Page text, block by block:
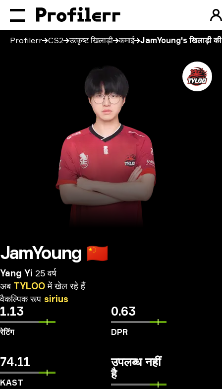
Profilerr CS2 उत्कृष्ट खिलाड़ी कमाई JamYoung's खिलाड़ी की
JamYoung 🇨🇳
Yang Yi 25 वर्ष
अब TYLOO में खेल रहे हैं
वैकल्पिक रूप sirius
1.13
रेटिंग
0.63
DPR
74.11
KAST
उपलब्ध नहीं
है